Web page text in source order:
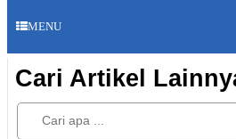
MENU
Cari Artikel